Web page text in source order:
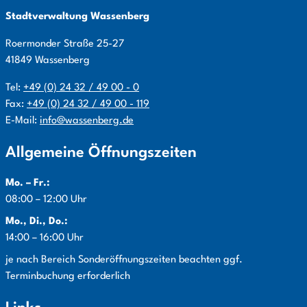
Stadtverwaltung Wassenberg
Roermonder Straße 25-27
41849 Wassenberg
Tel: +49 (0) 24 32 / 49 00 - 0
Fax: +49 (0) 24 32 / 49 00 - 119
E-Mail: info@wassenberg.de
Allgemeine Öffnungszeiten
Mo. – Fr.:
08:00 – 12:00 Uhr
Mo., Di., Do.:
14:00 – 16:00 Uhr
Info:
je nach Bereich Sonderöffnungszeiten beachten ggf.
Terminbuchung erforderlich